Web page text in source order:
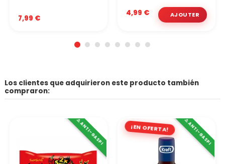
7,99 €
4,99 €
Los clientes que adquirieron este producto también
compraron:
⚠️ ANTI-GASPI ¡EN OFERTA! ⚠️ ANTI-GASPI